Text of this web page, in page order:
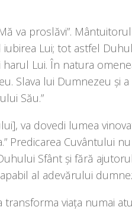
va pro­slă­vi”.
iubi­rea Lui; tot ast­fel
Lui. În natu­ra
Slava lui Dumnezeu și
Său.”
va dove­di lumea
Predicarea Cuvântului
Sfânt și fără
al ade­vă­ru­lui
trans­for­ma via­ța numai